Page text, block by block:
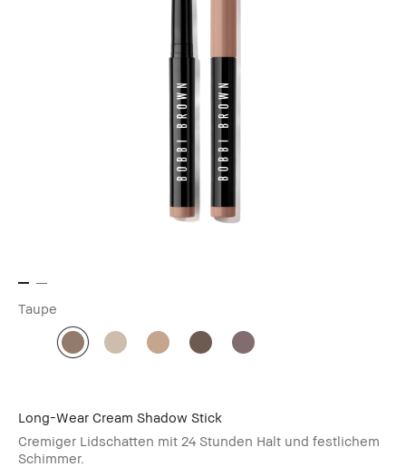
Taupe
Long-Wear Cream Shadow Stick
Cremiger Lidschatten mit 24 Stunden Halt und festlichem
Schimmer.